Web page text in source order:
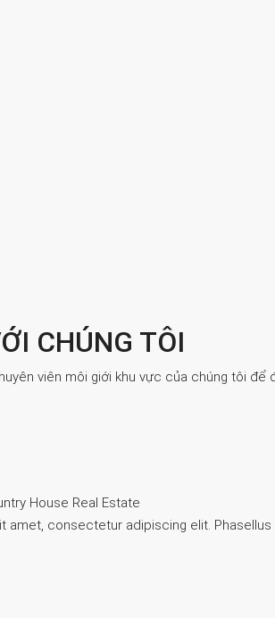
CHÚNG TÔI
viên môi giới khu vực của chúng tôi
House Real Estate
amet, consectetur adipiscing elit.